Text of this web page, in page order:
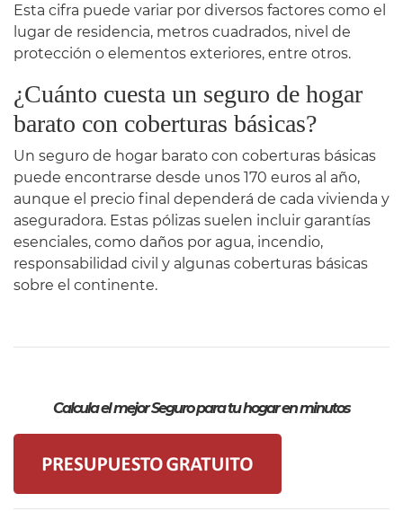
Esta cifra puede variar por diversos factores como el
lugar de residencia, metros cuadrados, nivel de
protección o elementos exteriores, entre otros.
¿Cuánto cuesta un seguro de hogar
barato con coberturas básicas?
Un seguro de hogar barato con coberturas básicas
puede encontrarse desde unos 170 euros al año,
aunque el precio final dependerá de cada vivienda y
aseguradora. Estas pólizas suelen incluir garantías
esenciales, como daños por agua, incendio,
responsabilidad civil y algunas coberturas básicas
sobre el continente.
Calcula el mejor Seguro para tu hogar en minutos